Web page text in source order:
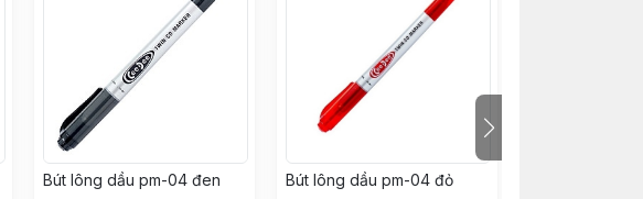
Bút lông dầu pm-04 đen Bút lông dầu pm-04 đỏ